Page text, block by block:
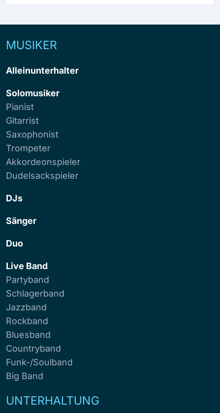
MUSIKER
Alleinunterhalter
Solomusiker
Pianist
Gitarrist
Saxophonist
Trompeter
Akkordeonspieler
Dudelsackspieler
DJs
Sänger
Duo
Live Band
Partyband
Schlagerband
Jazzband
Rockband
Bluesband
Countryband
Funk-/Soulband
Big Band
UNTERHALTUNG